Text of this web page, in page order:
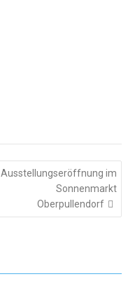
Ausstellungseröffnung im
Sonnenmarkt
Oberpullendorf